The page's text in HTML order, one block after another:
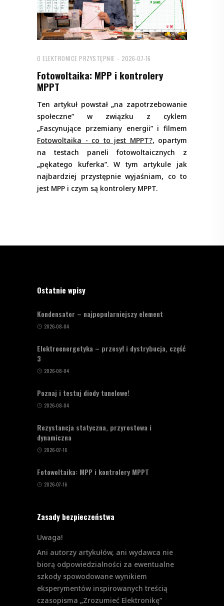
O ELEKTRONICE PRZYSTĘPNIE 2026-07-16
Fotowoltaika: MPP i kontrolery
MPPT
Ten artykuł powstał „na zapotrzebowanie
społeczne” w związku z cyklem
„Fascynujące przemiany energii” i filmem
Fotowoltaika - co to jest MPPT?, opartym
na testach paneli fotowoltaicznych z
„pękatego kuferka”. W tym artykule jak
najbardziej przystępnie wyjaśniam, co to
jest MPP i czym są kontrolery MPPT.
Ostatnie wpisy
Kondensator – najpopularniejszy element
2026-08-04
Elektroenergetyka – przesył i dystrybucja, część
3
2026-08-04
Poznaj i testuj diody tunelowe!
2026-08-04
Rezystancja statyczna, przyrostowa i
dynamiczna
2026-07-16
Fotowoltaika: MPP i kontrolery MPPT
2026-07-16
Zasady bezpieczeństwa
Uwaga!
Ani autorzy artykułów, ani wydawca nie
biorą odpowiedzialności za ewentualne
szkody spowodowane wynikiem
eksperymentów inspirowanych treścią
czasopisma „Zrozumieć Elektronikę”